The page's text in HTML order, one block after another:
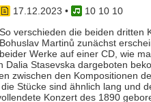
17.12.2023 •
10 10 10
So verschieden die beiden dritten
Bohuslav Martinů zunächst
beider Werke auf einer CD, wie
Dalia Stasevska dargeboten
zwischen den Kompositionen
Stücke sind ähnlich lang und
Konzert des 1890